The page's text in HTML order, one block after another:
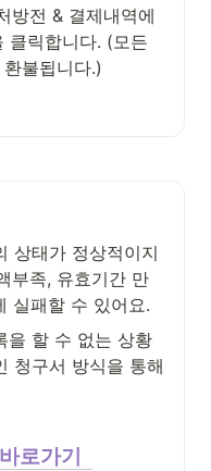
방전 & 결제내역에
클릭합니다. (모든
불됩니다.)
상태가 정상적이지
부족, 유효기간 만
실패할 수 있어요.
을 할 수 없는 상황
청구서 방식을 통해
로가기